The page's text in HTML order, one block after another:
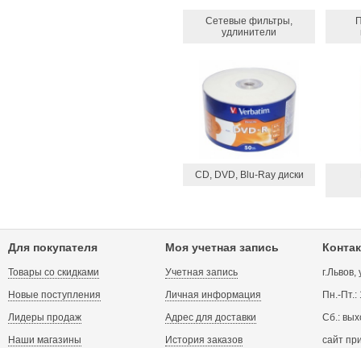
Сетевые фильтры,
удлинители
CD, DVD, Blu-Ray диски
Для покупателя
Товары со скидками
Новые поступления
Лидеры продаж
Наши магазины
Моя учетная запись
Учетная запись
Личная информация
Адрес для доставки
История заказов
Пн.-Пт.:
Сб.:
сайт